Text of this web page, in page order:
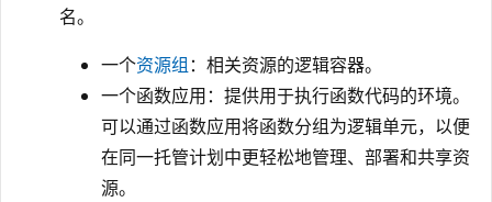
名。
一个资源组 ：相关资源的逻辑容器。
一个函数应用：提供用于执行函数代码的环境。
可以通过函数应用将函数分组为逻辑单元，以便
在同一托管计划中更轻松地管理、部署和共享资
源。